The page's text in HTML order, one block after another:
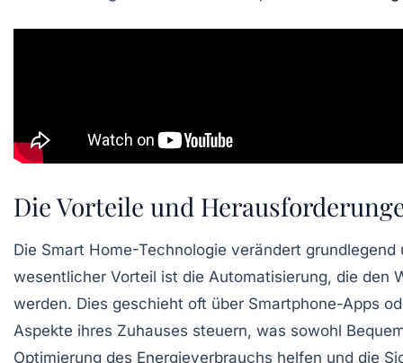
Die Vorteile und
Die Smart Home-Technologie verändert
wesentlicher Vorteil ist die Automatisierung, die den
werden. Dies geschieht oft über Smartphone-Apps
Aspekte ihres Zuhauses steuern, was sowohl
Optimierung des Energieverbrauchs helfen und die